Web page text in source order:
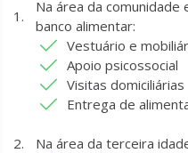
Na área da comunidade
banco alimentar:
Vestuário e
Apoio psicossocial
Visitas domiciliárias
Entrega de
Na área da terceira